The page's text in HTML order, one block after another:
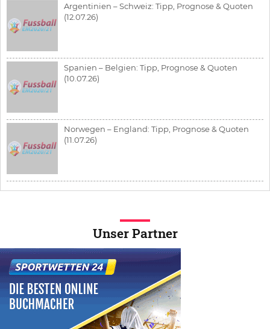
Argentinien – Schweiz: Tipp, Prognose & Quoten
(12.07.26)
Spanien – Belgien: Tipp, Prognose & Quoten
(10.07.26)
Norwegen – England: Tipp, Prognose & Quoten
(11.07.26)
Unser Partner